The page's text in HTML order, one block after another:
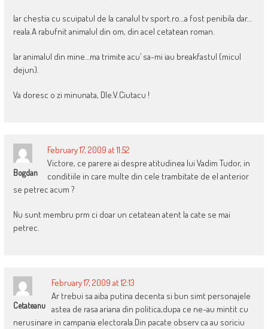
Iar chestia cu scuipatul de la canalul tv sport.ro…a fost penibila dar…
reala.A rabufnit animalul din om, din acel cetatean roman.
Iar animalul din mine…ma trimite acu’ sa-mi iau breakfastul (micul
dejun).
Va doresc o zi minunata, Dle.V.Ciutacu !
Bogdan
February 17, 2009 at 11:52
Victore, ce parere ai despre atitudinea lui Vadim Tudor, in
conditiile in care multe din cele trambitate de el anterior
se petrec acum ?
Nu sunt membru prm ci doar un cetatean atent la cate se mai
petrec.
Cetateanu
February 17, 2009 at 12:13
Ar trebui sa aiba putina decenta si bun simt personajele
astea de rasa ariana din politica,dupa ce ne-au mintit cu
nerusinare in campania electorala.Din pacate observ ca au soriciu